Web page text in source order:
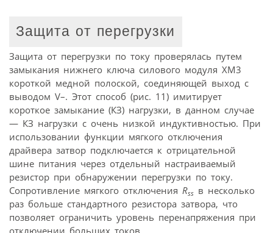
Защита от перегрузки
Защита от перегрузки по току проверялась путем
замыкания нижнего ключа силового модуля XM3
короткой медной полоской, соединяющей выход с
выводом V–. Этот способ (рис. 11) имитирует
короткое замыкание (КЗ) нагрузки, в данном случае
— КЗ нагрузки с очень низкой индуктивностью. При
использовании функции мягкого отключения
драйвера затвор подключается к отрицательной
шине питания через отдельный настраиваемый
резистор при обнаружении перегрузки по току.
Сопротивление мягкого отключения Rss в несколько
раз больше стандартного резистора затвора, что
позволяет ограничить уровень перенапряжения при